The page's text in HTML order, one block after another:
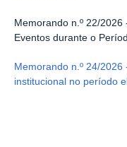
Memorando n.º 22/2026
Eventos durante o
Memorando n.º 24/
institucional no período